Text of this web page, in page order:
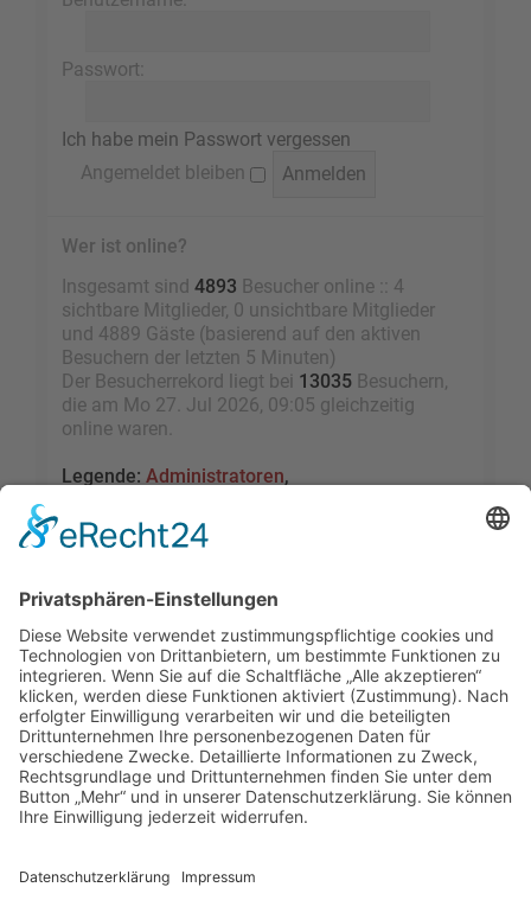
Passwort:
Ich habe mein Passwort vergessen
Angemeldet bleiben
Wer ist online?
Insgesamt sind 4893 Besucher online :: 4
sichtbare Mitglieder, 0 unsichtbare Mitglieder
und 4889 Gäste (basierend auf den aktiven
Besuchern der letzten 5 Minuten)
Der Besucherrekord liegt bei 13035 Besuchern,
die am Mo 27. Jul 2026, 09:05 gleichzeitig
online waren.
Legende: Administratoren,
Kürzlich registrierte Benutzer
Beiträge insgesamt
109459
• Themen insgesamt
9528• Mitglieder insgesamt2455• Unser
neuestes Mitglied:sky1005